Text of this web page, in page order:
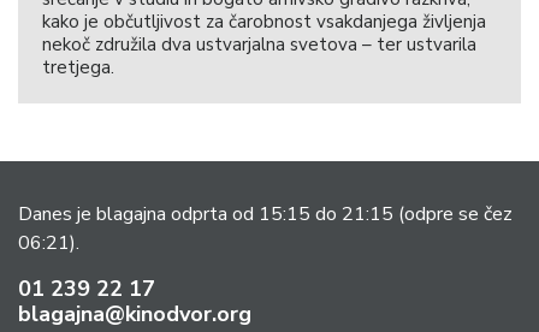
kako je občutljivost za čarobnost vsakdanjega življenja
nekoč združila dva ustvarjalna svetova – ter ustvarila
tretjega.
Danes je blagajna odprta od 15:15 do 21:15 (odpre se čez
06:21).
01 239 22 17
blagajna@kinodvor.org